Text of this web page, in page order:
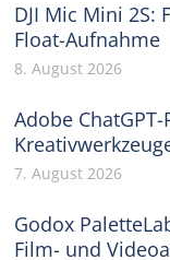
DJI Mic Mini
Float-Aufnahme
8. August 2026
Adobe
7. August 2026
Godox
Film- und